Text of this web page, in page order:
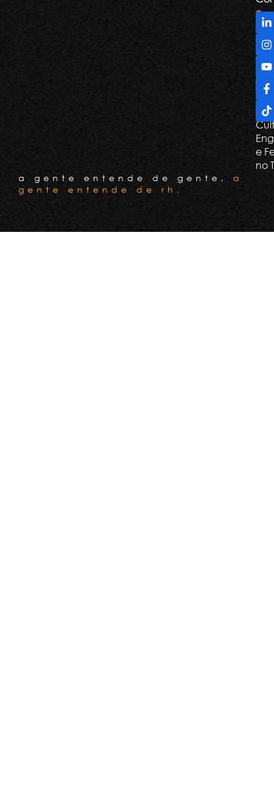
e
e
e
no
a gente entende de gente. a
gente entende de rh.